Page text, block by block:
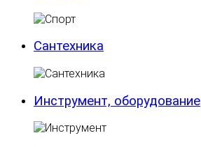
Сантехника
Инструмент, оборудование